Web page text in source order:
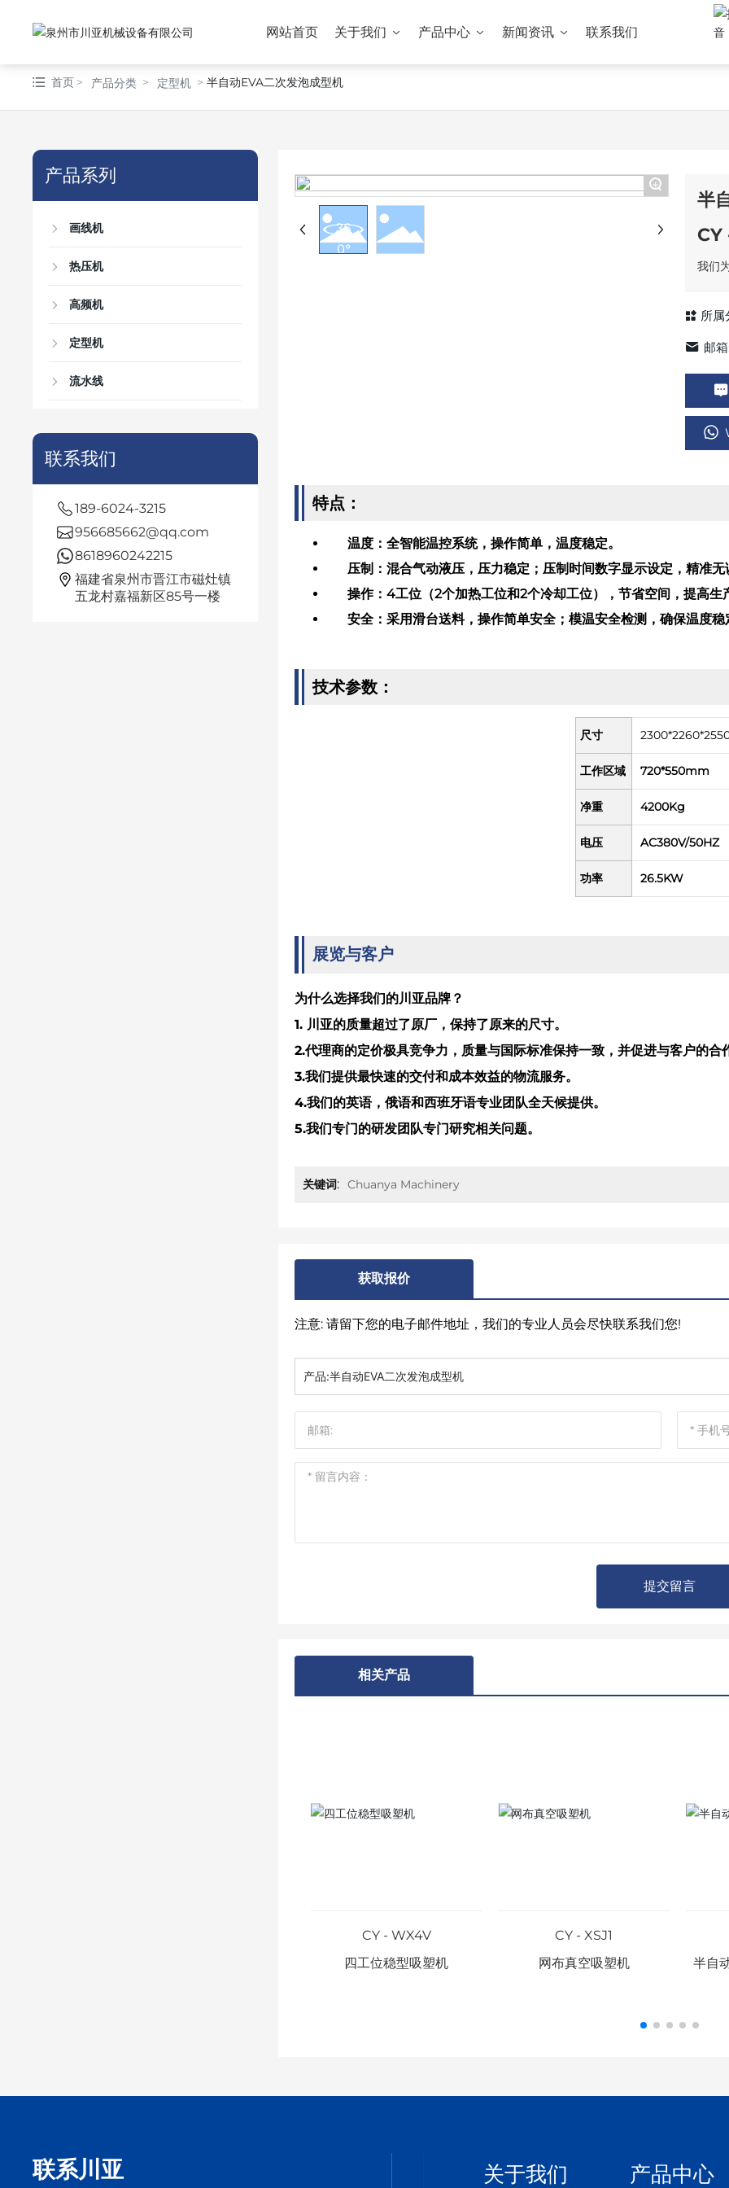
网站首页 关于我们 产品中心 新闻资讯 联系我们
首页 产品分类 定型机 半自动EVA二次发泡成型机
产品系列
画线机
热压机
高频机
定型机
流水线
联系我们
189-6024-3215
956685662@qq.com
8618960242215
福建省泉州市晋江市磁灶镇
五龙村嘉福新区85号一楼
+
半
CY
我们
所属
邮
特点：
温度：全智能温控系统，操作简单，温度稳定。
压制：混合气动液压，压力稳定；压制时间数字显示设定，精准无
操作：4工位（2个加热工位和2个冷却工位），节省空间，提高生
安全：采用滑台送料，操作简单安全；模温安全检测，确保温度稳
技术参数：
尺寸
工作区域 720*550mm
净重 4200Kg
电压 AC380V/50HZ
功率 26.5KW
展览与客户
为什么选择我们的川亚品牌？
1. 川亚的质量超过了原厂，保持了原来的尺寸。
2.代理商的定价极具竞争力，质量与国际标准保持一致，并促进与客户的合
3.我们提供最快速的交付和成本效益的物流服务。
4.我们的英语，俄语和西班牙语专业团队全天候提供。
5.我们专门的研发团队专门研究相关问题。
关键词: Chuanya Machinery
获取报价
注意: 请留下您的电子邮件地址，我们的专业人员会尽快联系我们您!
产品:半自动EVA二次发泡成型机
提交留言
相关产品
CY - WX4V
四工位稳型吸塑机
CY - XSJ1
网布真空吸塑机
半自
联系川亚 关于我们 产品中心